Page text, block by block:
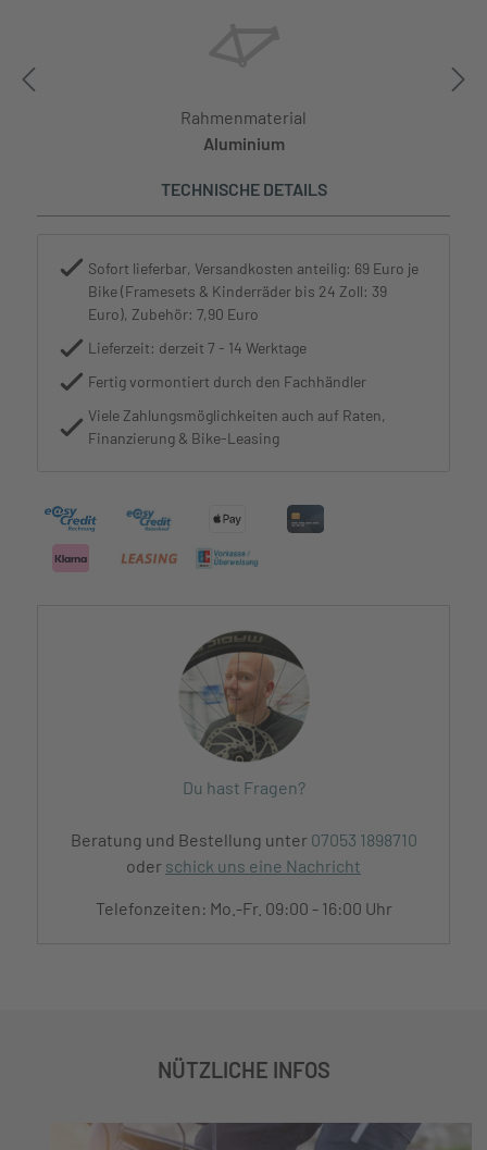
Rahmenmaterial
Aluminium
TECHNISCHE DETAILS
Sofort lieferbar, Versandkosten anteilig: 69 Euro je
Bike (Framesets & Kinderräder bis 24 Zoll: 39
Euro), Zubehör: 7,90 Euro
Lieferzeit: derzeit 7 - 14 Werktage
Fertig vormontiert durch den Fachhändler
Viele Zahlungsmöglichkeiten auch auf Raten,
Finanzierung & Bike-Leasing
Du hast Fragen?
Beratung und Bestellung unter 07053 1898710
oder schick uns eine Nachricht
Telefonzeiten: Mo.-Fr. 09:00 - 16:00 Uhr
NÜTZLICHE INFOS